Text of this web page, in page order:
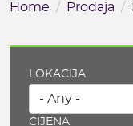
Home Prodaja
LOKACIJA
CIJENA